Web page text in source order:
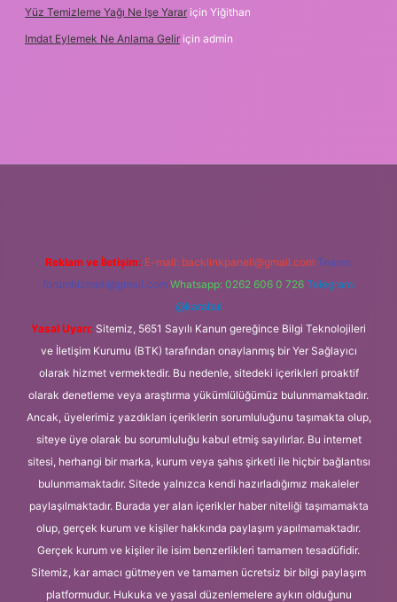
Yüz Temizleme Yağı Ne Işe Yarar için Yiğithan
Imdat Eylemek Ne Anlama Gelir için admin
Reklam ve İletişim: E-mail: backlinkpaneli@gmail.com Teams:
forumhizmeti@gmail.com Whatsapp: 0262 606 0 726 Telegram:
@karabul
Yasal Uyarı: Sitemiz, 5651 Sayılı Kanun gereğince Bilgi Teknolojileri
ve İletişim Kurumu (BTK) tarafından onaylanmış bir Yer Sağlayıcı
olarak hizmet vermektedir. Bu nedenle, sitedeki içerikleri proaktif
olarak denetleme veya araştırma yükümlülüğümüz bulunmamaktadır.
Ancak, üyelerimiz yazdıkları içeriklerin sorumluluğunu taşımakta olup,
siteye üye olarak bu sorumluluğu kabul etmiş sayılırlar. Bu internet
sitesi, herhangi bir marka, kurum veya şahıs şirketi ile hiçbir bağlantısı
bulunmamaktadır. Sitede yalnızca kendi hazırladığımız makaleler
paylaşılmaktadır. Burada yer alan içerikler haber niteliği taşımamakta
olup, gerçek kurum ve kişiler hakkında paylaşım yapılmamaktadır.
Gerçek kurum ve kişiler ile isim benzerlikleri tamamen tesadüfidir.
Sitemiz, kar amacı gütmeyen ve tamamen ücretsiz bir bilgi paylaşım
platformudur. Hukuka ve yasal düzenlemelere aykırı olduğunu